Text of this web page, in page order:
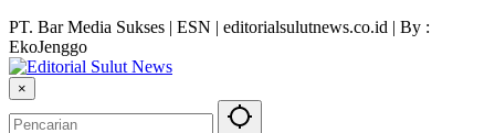
PT. Bar Media Sukses | ESN | editorialsulutnews.co.id | By :
EkoJenggo
×